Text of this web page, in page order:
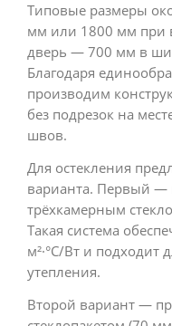
Типовые размеры
мм или 1800 мм при
дверь — 700 мм в
Благодаря
производим
без подрезок на
швов.
Для остекления
варианта. Первый
трёхкамерным
Такая система
м²·°С/Вт и подходит
утепления.
Второй вариант —